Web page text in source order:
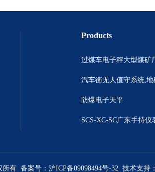
Products
防爆电子天平
有 备案号： 沪ICP备09098494号-32技术支持：